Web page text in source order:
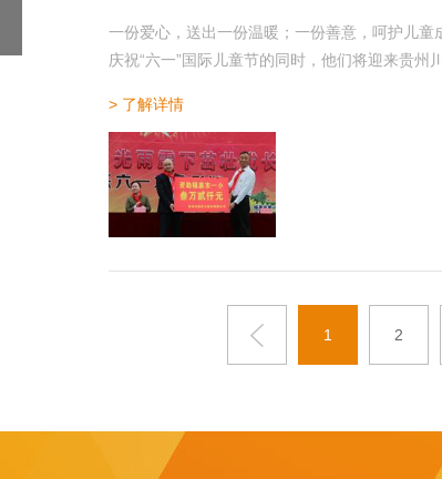
一份爱心，送出一份温暖；一份善意，呵护儿
庆祝“六一”国际儿童节的同时，他们将迎来贵
> 了解详情
1 2